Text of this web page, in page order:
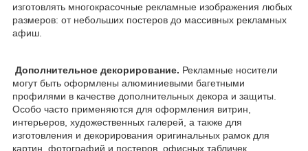
изготовлять многокрасочные рекламные изображения любых
размеров: от небольших постеров до массивных рекламных
афиш.
Дополнительное декорирование. Рекламные носители
могут быть оформлены алюминиевыми багетными
профилями в качестве дополнительных декора и защиты.
Особо часто применяются для оформления витрин,
интерьеров, художественных галерей, а также для
изготовления и декорирования оригинальных рамок для
картин, фотографий и постеров, офисных табличек,